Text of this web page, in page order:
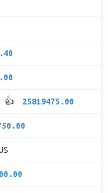
👍 25819475.00